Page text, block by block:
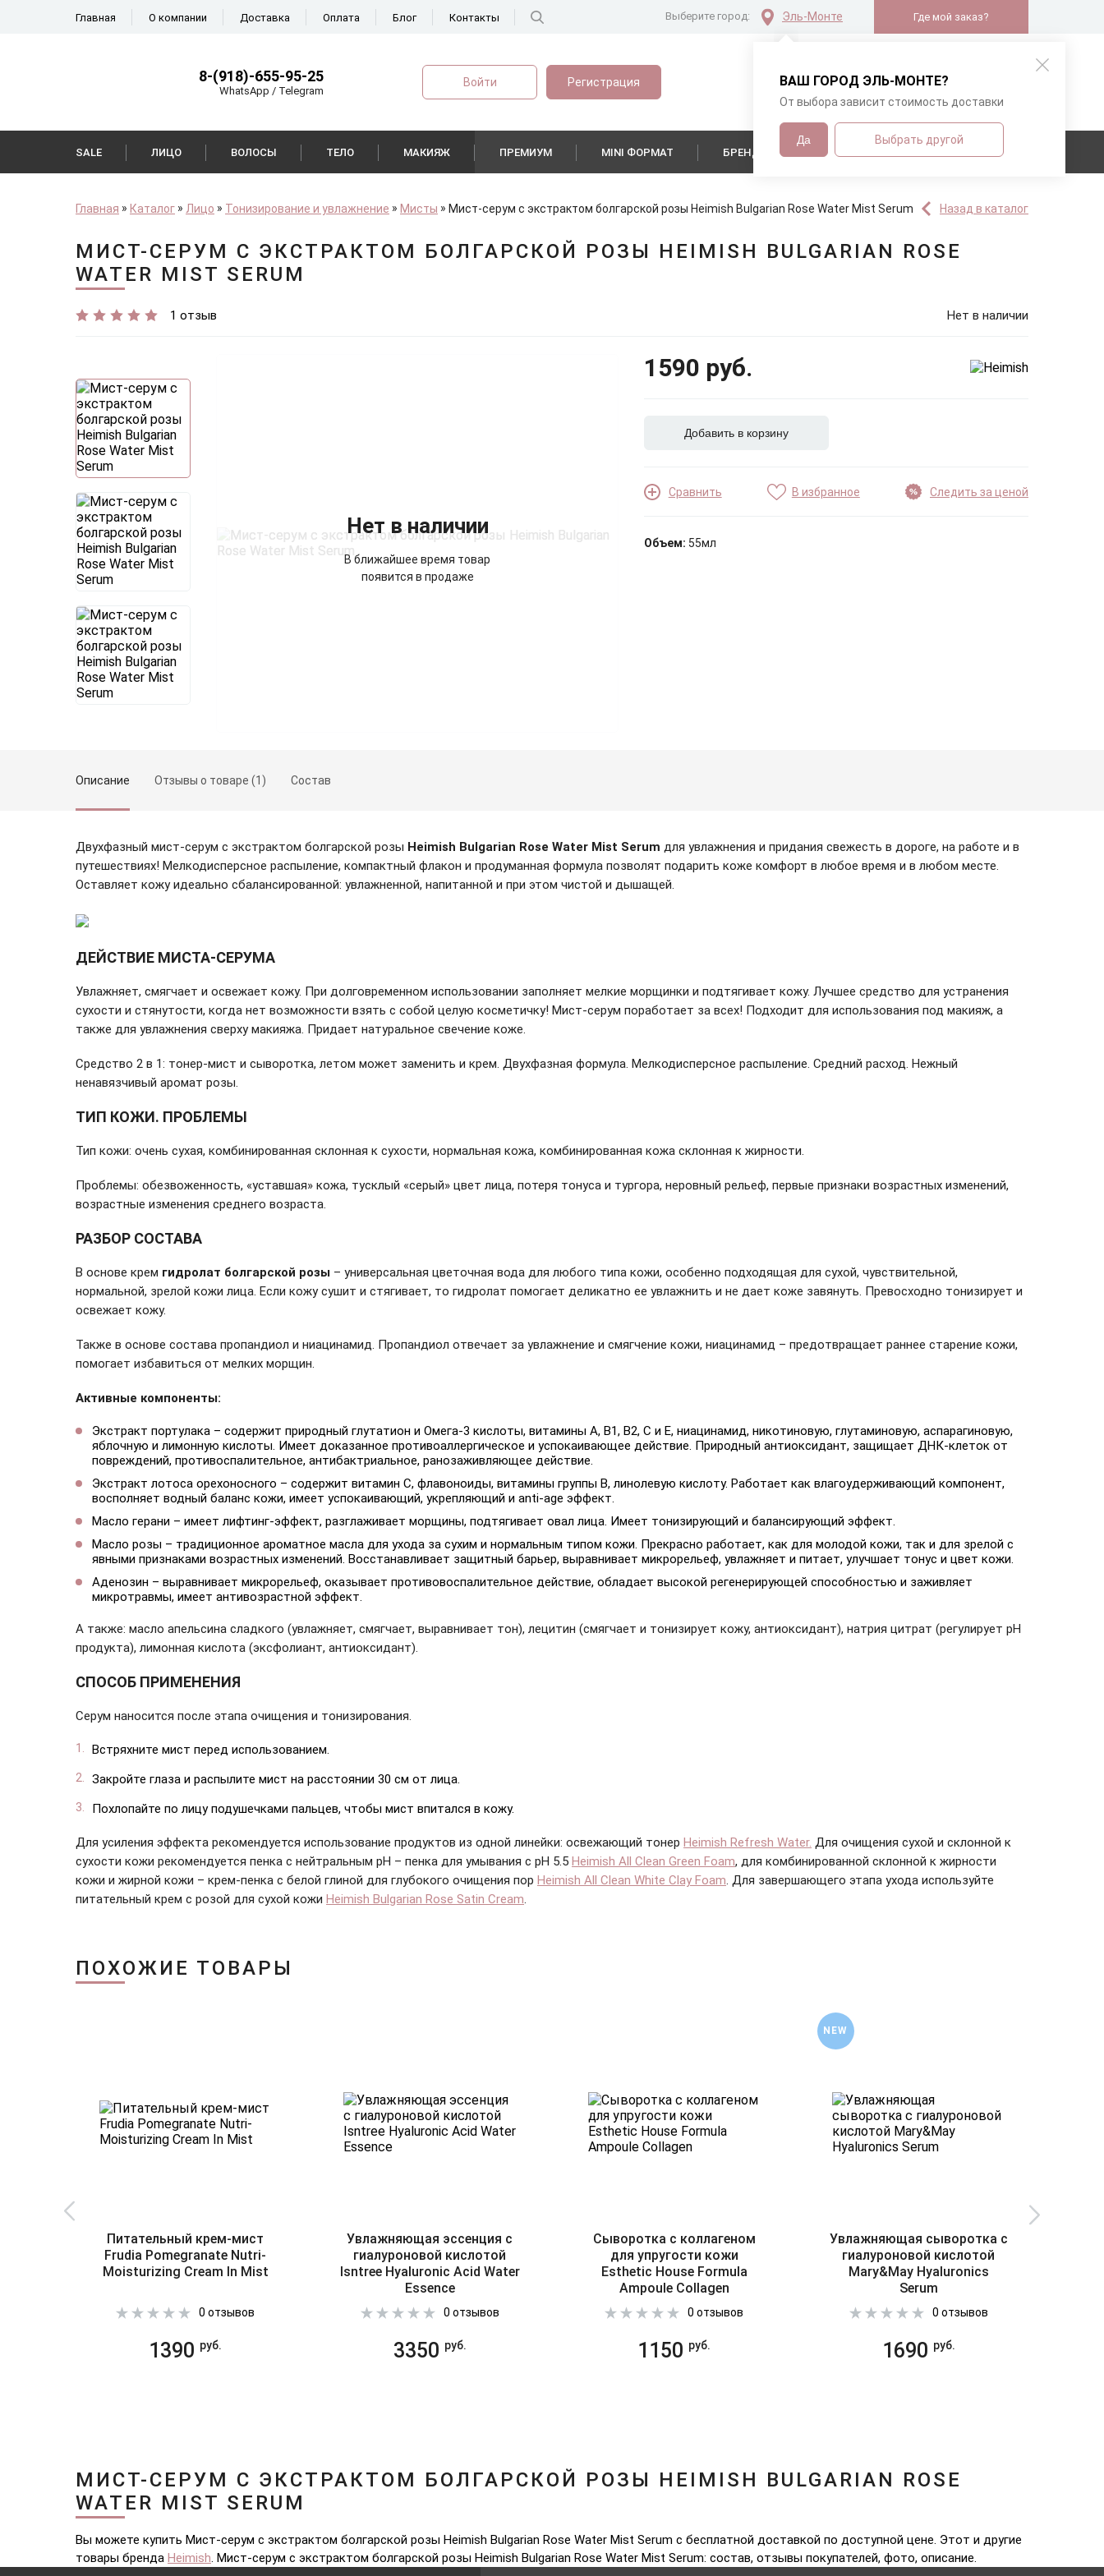
Главная О компании Доставка Оплата Блог Контакты Выберите город: Эль-Монте Где мой заказ?
8-(918)-655-95-25
WhatsApp / Telegram
Войти Регистрация
В вашей корзине
нет товаров
SALE ЛИЦО ВОЛОСЫ ТЕЛО МАКИЯЖ ПРЕМИУМ MINI ФОРМАТ БРЕНДЫ
ВАШ ГОРОД ЭЛЬ-МОНТЕ?
От выбора зависит стоимость доставки
Да Выбрать другой
Главная Каталог Лицо Тонизирование и увлажнение Мисты Мист-серум с экстрактом болгарской розы Heimish Bulgarian Rose Water Mist Serum Назад в каталог
МИСТ-СЕРУМ С ЭКСТРАКТОМ БОЛГАРСКОЙ РОЗЫ HEIMISH BULGARIAN ROSE
WATER MIST SERUM
1 отзыв Нет в наличии
Нет в наличии
В ближайшее время товар
появится в продаже
1590 руб.
Добавить в корзину
Сравнить В избранное Следить за ценой
Объем: 55мл
Описание Отзывы о товаре (1) Состав
Двухфазный мист-серум с экстрактом болгарской розы Heimish Bulgarian Rose Water Mist Serum для увлажнения и придания свежесть в дороге, на работе и в
путешествиях! Мелкодисперсное распыление, компактный флакон и продуманная формула позволят подарить коже комфорт в любое время и в любом месте.
Оставляет кожу идеально сбалансированной: увлажненной, напитанной и при этом чистой и дышащей.
ДЕЙСТВИЕ МИСТА-СЕРУМА
Увлажняет, смягчает и освежает кожу. При долговременном использовании заполняет мелкие морщинки и подтягивает кожу. Лучшее средство для устранения
сухости и стянутости, когда нет возможности взять с собой целую косметичку! Мист-серум поработает за всех! Подходит для использования под макияж, а
также для увлажнения сверху макияжа. Придает натуральное свечение коже.
Средство 2 в 1: тонер-мист и сыворотка, летом может заменить и крем. Двухфазная формула. Мелкодисперсное распыление. Средний расход. Нежный
ненавязчивый аромат розы.
ТИП КОЖИ. ПРОБЛЕМЫ
Тип кожи: очень сухая, комбинированная склонная к сухости, нормальная кожа, комбинированная кожа склонная к жирности.
Проблемы: обезвоженность, «уставшая» кожа, тусклый «серый» цвет лица, потеря тонуса и тургора, неровный рельеф, первые признаки возрастных изменений,
возрастные изменения среднего возраста.
РАЗБОР СОСТАВА
В основе крем гидролат болгарской розы – универсальная цветочная вода для любого типа кожи, особенно подходящая для сухой, чувствительной,
нормальной, зрелой кожи лица. Если кожу сушит и стягивает, то гидролат помогает деликатно ее увлажнить и не дает коже завянуть. Превосходно тонизирует и
освежает кожу.
Также в основе состава пропандиол и ниацинамид. Пропандиол отвечает за увлажнение и смягчение кожи, ниацинамид – предотвращает раннее старение кожи,
помогает избавиться от мелких морщин.
Активные компоненты:
Экстракт портулака – содержит природный глутатион и Омега-3 кислоты, витамины А, В1, В2, С и Е, ниацинамид, никотиновую, глутаминовую, аспарагиновую,
яблочную и лимонную кислоты. Имеет доказанное противоаллергическое и успокаивающее действие. Природный антиоксидант, защищает ДНК-клеток от
повреждений, противоспалительное, антибактриальное, ранозаживляющее действие.
Экстракт лотоса орехоносного – содержит витамин С, флавоноиды, витамины группы В, линолевую кислоту. Работает как влагоудерживающий компонент,
восполняет водный баланс кожи, имеет успокаивающий, укрепляющий и anti-age эффект.
Масло герани – имеет лифтинг-эффект, разглаживает морщины, подтягивает овал лица. Имеет тонизирующий и балансирующий эффект.
Масло розы – традиционное ароматное масла для ухода за сухим и нормальным типом кожи. Прекрасно работает, как для молодой кожи, так и для зрелой с
явными признаками возрастных изменений. Восстанавливает защитный барьер, выравнивает микрорельеф, увлажняет и питает, улучшает тонус и цвет кожи.
Аденозин – выравнивает микрорельеф, оказывает противовоспалительное действие, обладает высокой регенерирующей способностью и заживляет
микротравмы, имеет антивозрастной эффект.
А также: масло апельсина сладкого (увлажняет, смягчает, выравнивает тон), лецитин (смягчает и тонизирует кожу, антиоксидант), натрия цитрат (регулирует pH
продукта), лимонная кислота (эксфолиант, антиоксидант).
СПОСОБ ПРИМЕНЕНИЯ
Серум наносится после этапа очищения и тонизирования.
Встряхните мист перед использованием.
Закройте глаза и распылите мист на расстоянии 30 см от лица.
Похлопайте по лицу подушечками пальцев, чтобы мист впитался в кожу.
Для усиления эффекта рекомендуется использование продуктов из одной линейки: освежающий тонер Heimish Refresh Water. Для очищения сухой и склонной к
сухости кожи рекомендуется пенка с нейтральным pH – пенка для умывания с pH 5.5 Heimish All Clean Green Foam, для комбинированной склонной к жирности
кожи и жирной кожи – крем-пенка с белой глиной для глубокого очищения пор Heimish All Clean White Clay Foam. Для завершающего этапа ухода используйте
питательный крем с розой для сухой кожи Heimish Bulgarian Rose Satin Cream.
ПОХОЖИЕ ТОВАРЫ
Питательный крем-мист
Frudia Pomegranate Nutri-
Moisturizing Cream In Mist
0 отзывов
1390 руб.
Увлажняющая эссенция с
гиалуроновой кислотой
Isntree Hyaluronic Acid Water
Essence
0 отзывов
3350 руб.
Сыворотка с коллагеном
для упругости кожи
Esthetic House Formula
Ampoule Collagen
0 отзывов
1150 руб.
NEW
Увлажняющая сыворотка с
гиалуроновой кислотой
Mary&May Hyaluronics
Serum
0 отзывов
1690 руб.
МИСТ-СЕРУМ С ЭКСТРАКТОМ БОЛГАРСКОЙ РОЗЫ HEIMISH BULGARIAN ROSE
WATER MIST SERUM
Вы можете купить Мист-серум с экстрактом болгарской розы Heimish Bulgarian Rose Water Mist Serum с бесплатной доставкой по доступной цене. Этот и другие
товары бренда Heimish. Мист-серум с экстрактом болгарской розы Heimish Bulgarian Rose Water Mist Serum: состав, отзывы покупателей, фото, описание.